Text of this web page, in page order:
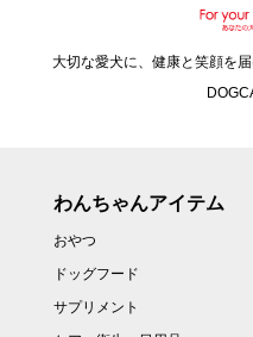
大切な愛犬に、健康と笑顔を
わんちゃんアイテム
おやつ
ドッグフード
サプリメント